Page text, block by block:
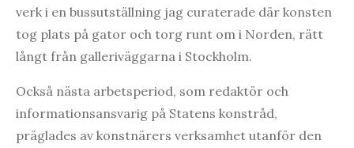
verk i en bussutställning jag curaterade där konsten
tog plats på gator och torg runt om i Norden, rätt
långt från galleriväggarna i Stockholm.
Också nästa arbetsperiod, som redaktör och
informationsansvarig på Statens konstråd,
präglades av konstnärers verksamhet utanför den